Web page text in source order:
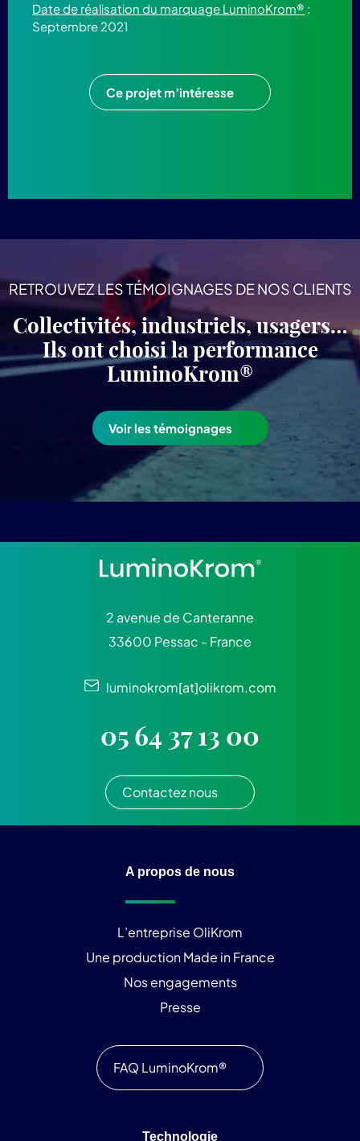
Date de réalisation du marquage LuminoKrom® :
Septembre 2021
Ce projet m’intéresse
RETROUVEZ LES TÉMOIGNAGES DE NOS CLIENTS
Collectivités, industriels, usagers…
Ils ont choisi la performance
LuminoKrom®
Voir les témoignages
2 avenue de Canteranne
33600 Pessac - France
luminokrom[at]olikrom.com
05 64 37 13 00
Contactez nous
A propos de nous
L’entreprise OliKrom
Une production Made in France
Nos engagements
Presse
FAQ LuminoKrom®
Technologie